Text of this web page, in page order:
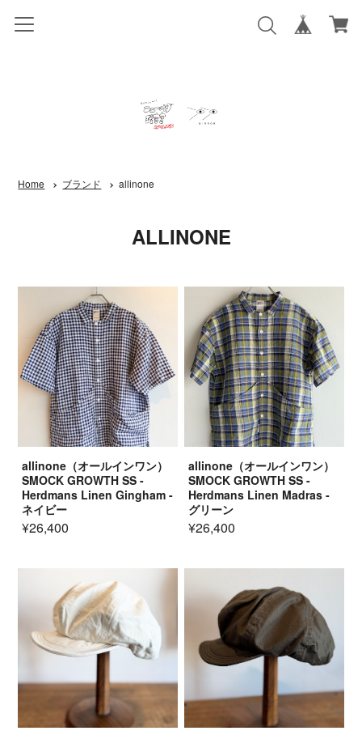
Home ブランド allinone
ALLINONE
allinone（オールインワン）
SMOCK GROWTH SS -
Herdmans Linen Gingham -
ネイビー
¥26,400
allinone（オールインワン）
SMOCK GROWTH SS -
Herdmans Linen Madras -
グリーン
¥26,400